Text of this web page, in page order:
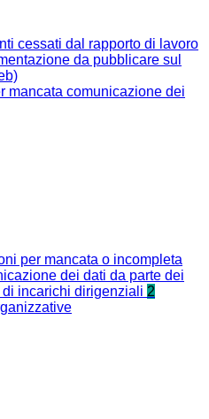
cessati dal rapporto di lavoro
da pubblicare sul
mancata comunicazione dei
per mancata o incompleta
dei dati da parte dei
di incarichi dirigenziali 2